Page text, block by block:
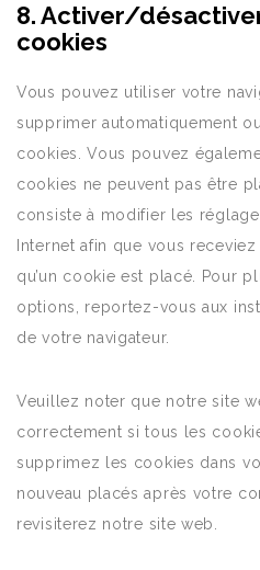
8. Activer/
cookies
Vous pouvez utiliser votre
supprimer automatiquement
cookies. Vous pouvez
cookies ne peuvent pas être
consiste à modifier les
Internet afin que vous
qu’un cookie est placé. Pour
options, reportez-vous aux
de votre navigateur.
Veuillez noter que notre site
correctement si tous les
supprimez les cookies dans
nouveau placés après votre
revisiterez notre site web.